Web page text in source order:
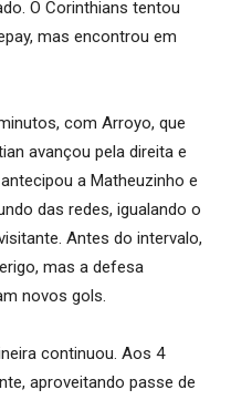
O Corinthians tentou
mas encontrou em
com Arroyo, que
avançou pela direita e
a Matheuzinho e
das redes, igualando o
Antes do intervalo,
mas a defesa
novos gols.
continuou. Aos 4
aproveitando passe de